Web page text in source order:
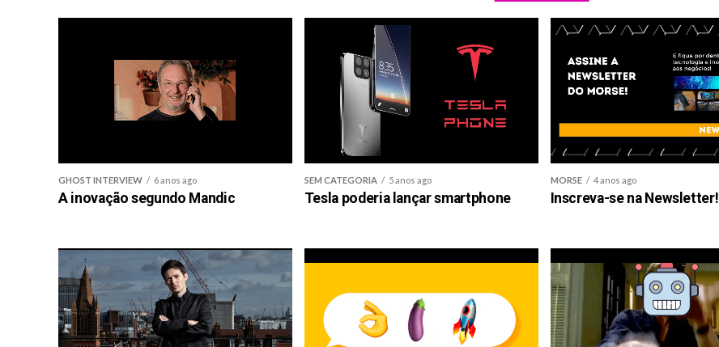
GHOST INTERVIEW 6 anos ago
A inovação segundo Mandic
SEM CATEGORIA 5 anos ago
Tesla poderia lançar smartphone
MORSE 4 anos ago
Inscreva-se na Newsletter!